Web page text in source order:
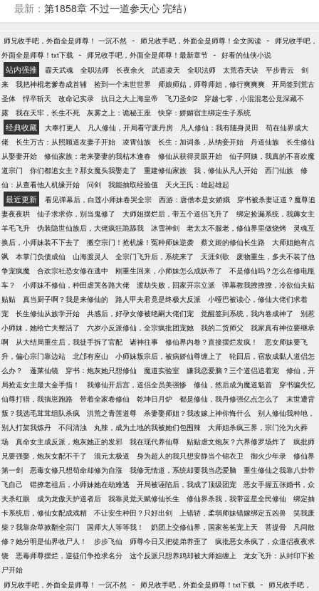
最新： 第1858章 不过一道参天心 完结）
师兄收手吧，外面全是师尊！ 一沉不然 - 师兄收手吧，外面全是师尊！全文阅读 -
师兄收手吧，
外面全是师尊！txt下载 - 师兄收手吧，外面全是师尊！最新章节 - 好看的仙侠小说
站内强推 霸天武魂 全职法师 长夜余火 武道凌天 全职法师 太荒吞天诀 平步青云
剑
来
我把神棍老爹卷成首辅 捡到一个末世世界 师娘师姑，师尊师姐，修行爽爽爽
开局签到荒古
圣体
悍卒斩天 改命记实录 抗日之大上海皇帝 飞刀圣剑2
穿越七零，小混混老公竟深藏不
露
我在天牢，长生不死 灰雾之上：诡秘王座 快穿：娇媚宿主绑定生子系统
经典收藏 大奉打更人 凡人修仙，开局看守废丹房 凡人修仙：我有随身灵田
苟在仙界成大
佬
长生万古：从照顾道友妻子开始 凌霄仙族 长生：加词条，从纳妾开始 丹道仙族
长生修仙
从娶妻开始
修仙家族：老来娶妻的我枯木逢春 修仙从获得灵眼开始
仙子阿姨，我真的不喜欢魔
道宗门
你们都追女主？那女魔头我娶走了 重建修仙家族 我，修仙从凡人开始 西门仙族
修
仙：从查看他人机缘开始
问剑 我能抽取经验值 天火王氏：雄起雄起
最近更新 看见弹幕后，白莲小师妹卷哭全宗 西游：唐僧本是女娇娥
穿书被杀妻证道？魔尊追
妻夜夜哄
仙子求求你，别当鬼修了 大师姐摆烂后，带五个道侣飞升了
绑定捡漏系统，我薅女主
羊毛飞升
伪装隐世仙族后，大佬疯狂跪舔我 冰雪神剑 老太太不服老，修仙界里做烧烤
灵魂互
换后，小师妹装不下去了
搬空宗门！抢机缘！冤种师妹逆袭 蔡文姬的修仙长生路
大师姐她有点
飒
本掌门负债成仙 山海渡灵人 全宗门飞升后，系统来了 天涯剑歌
废物重生，多夫不装了他
争宠疯魔
合欢宗社恐女修在逃中 刚重生回来，小师妹怎么成妖帝了
不是修仙吗？怎么在修电瓶
车？
小师妹不修仙，种田虐哭各路大佬 渡劫失败，回家开宗立派
弹幕教我撩撩撩，冷欲仙夫贴
贴贴
真当厨子啊？我是来修仙的 路人甲夫君竟是终极大反派
小哑巴被读心，修仙大佬们求着
宠
长生修仙从族学开始 共感后，好孕女修被绝嗣大佬们宠 觉醒签到系统，我内卷成神了
别惹
小师妹，她给亡夫整活了
六岁小反派修仙，全宗疯批团宠她 我的二货师父
我家真有神位要继承
啊
从大结局重生后，我徒手拆了官配 诸神往事 修仙界内卷？直接摆烂发疯！
恶女师妹要飞
升，偏心宗门靠边站
北邙有座山 小师妹叛宗后，被病娇仙尊缠上了
轮回后，宿敌成黏人道侣怎
么办？
蓬莱仙镜 穿书：炮灰她只想修仙 魔道实验室 嫌我恋爱脑？三个道侣追着宠
修仙，开
局抢走女主最大金手指！
我修仙开后宫，道侣全员美强惨 修仙，然后成为魔道魁首
穿书骗失忆
仙尊打猎，我揣崽跑路
带着全家卷修仙 乾坤日月炉 都是修仙，我丹修强亿点怎么了
末世遭背
叛？我选毛茸茸组队杀疯
洪荒之青莲道尊 杀妻娶师姐？我改嫁上神你悔什么
别人修仙我种地，
别人打架我炼丹
不问清浊 丸辣，成为土地的我被她们包围辣
大师姐杀疯三界，宗门沦为火葬
场
真命女主成反派，炮灰她正的发邪 我在现代养仙尊 贴贴虐文炮灰？六界修罗场炸了
疯批师
兄要强娶，炮灰女配不干了
混元太极道 身为超人的我只想安静当个锦衣卫 御火少年录
修仙界
第一剑
恶毒女修只想苟命却修为自涨 我修无情道，系统却要我当恋爱脑
重生修仙之我靠八卦带
飞自己
错撩老祖后，小师妹她在劫难逃 开局被诬陷后，我成了顶级团宠
恶女手握五张婚书，众
夫杀红眼
成为龙傲天护道者后 我靠灵觉天赋修仙长生 修仙界杀我，我带蓝星全民修仙
绑定抽
卡系统后，修仙女配成戏精
不让安生种田？只好出剑 上错轿，柔弱师妹错嫁绑定五凶兽
笑我废
柴？我靠杂草掀翻全宗门
国师大人等等我！ 奶团上交修仙界，国家爸爸宠上天 菩提骨
凡间散
修？她分明是仙界收尸人！
步步飞仙 师尊今日又把徒弟养歪了
疯批恶女杀疯了，众道侣夜夜求
饶
恶毒师尊摆烂，逆徒们争抢求名分 这个反派只想养鸡却被大师姐缠上
龙女飞升：从封印下捡
尸开始
师兄收手吧，外面全是师尊！ 一沉不然 - 师兄收手吧，外面全是师尊！txt下载 - 师兄收手吧，